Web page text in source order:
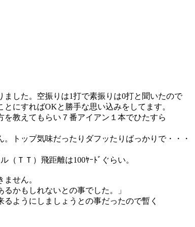
した。空振りは1打で素振りは0打と聞いたので
にすればOKと勝手な思い込みをしてます。
教えてもらい７番アイアン１本でひたすら
トップ気味だったりダフッたりばっかりで・・・
（ＴＴ）飛距離は100ﾔｰﾄﾞぐらい。
せん。
かもしれないとの事でした。」
ようにしましょうとの事だったので暫く